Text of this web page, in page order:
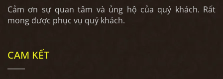
Cảm ơn sự quan tâm và ủng hộ của quý khách. Rất
mong được phục vụ quý khách.
CAM KẾT